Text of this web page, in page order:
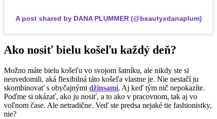
A post shared by DANA PLUMMER (@beautyxdanaplum)
Ako nosiť bielu košeľu každý deň?
Možno máte bielu košeľu vo svojom šatníku, ale nikdy ste si
neuvedomili, aká flexibilná táto košeľa vlastne je. Nie nestačí ju
skombinovať s obyčajnými džínsami. Aj keď tým nič nepokazíte.
Poďme si ukázať, ako ju nosiť, a to ako v pracovnom, tak aj vo
voľnom čase. Ale netradične. Veď ste predsa nejaké tie fashionistky,
nie?